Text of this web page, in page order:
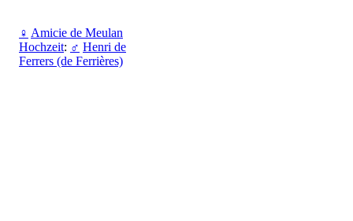
♀ Amicie de Meulan
Hochzeit: ♂ Henri de
Ferrers (de Ferrières)